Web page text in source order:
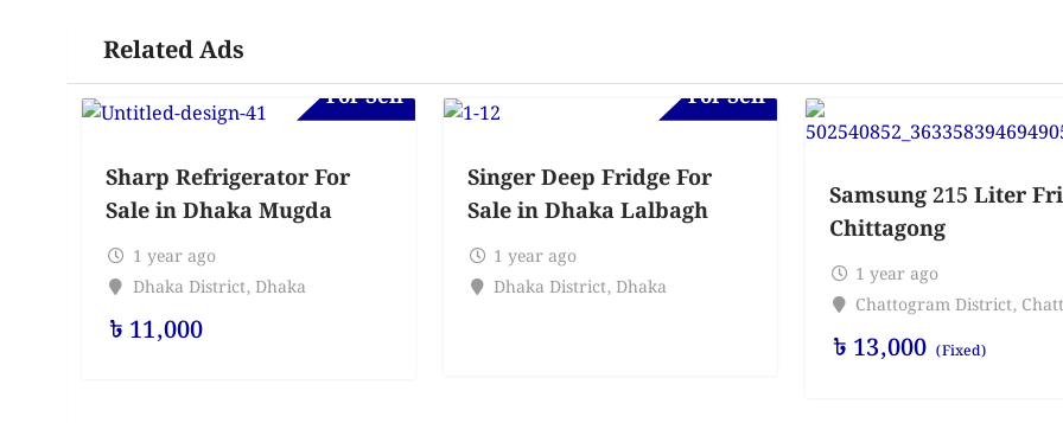
Related Ads
For Sell
Sharp Refrigerator For
Sale in Dhaka Mugda
1 year ago
Dhaka District, Dhaka
৳ 11,000
For Sell
Singer Deep Fridge For
Sale in Dhaka Lalbagh
1 year ago
Dhaka District, Dhaka
Samsung 215 Liter
Chittagong
1 year ago
Chattogram District,
৳ 13,000 (Fixed)